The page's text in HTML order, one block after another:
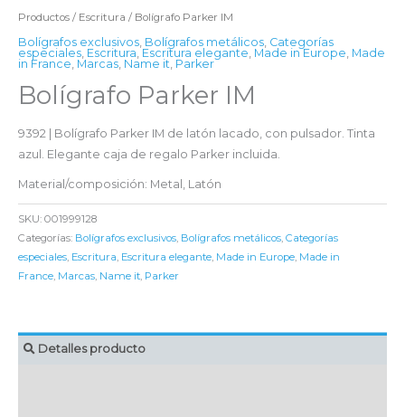
Productos / Escritura / Bolígrafo Parker IM
Bolígrafos exclusivos, Bolígrafos metálicos, Categorías
especiales, Escritura, Escritura elegante, Made in Europe, Made
in France, Marcas, Name it, Parker
Bolígrafo Parker IM
9392 | Bolígrafo Parker IM de latón lacado, con pulsador. Tinta
azul. Elegante caja de regalo Parker incluida.
Material/composición: Metal, Latón
SKU: 001999128
Categorías: Bolígrafos exclusivos Bolígrafos metálicos Categorías
especiales Escritura Escritura elegante Made in Europe Made in
France Marcas Name it Parker
Detalles producto